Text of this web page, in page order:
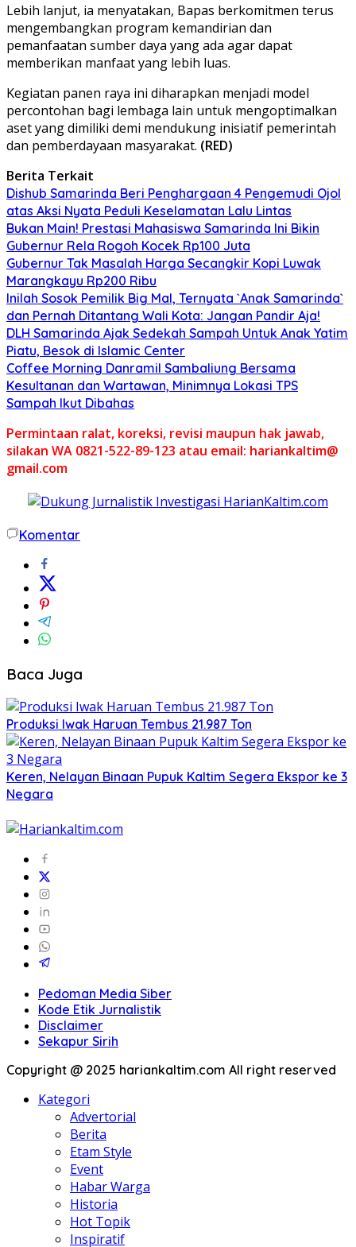
Lebih lanjut, ia menyatakan, Bapas berkomitmen terus
mengembangkan program kemandirian dan
pemanfaatan sumber daya yang ada agar dapat
memberikan manfaat yang lebih luas.
Kegiatan panen raya ini diharapkan menjadi model
percontohan bagi lembaga lain untuk mengoptimalkan
aset yang dimiliki demi mendukung inisiatif pemerintah
dan pemberdayaan masyarakat. (RED)
Berita Terkait
Dishub Samarinda Beri Penghargaan 4 Pengemudi Ojol
atas Aksi Nyata Peduli Keselamatan Lalu Lintas
Bukan Main! Prestasi Mahasiswa Samarinda Ini Bikin
Gubernur Rela Rogoh Kocek Rp100 Juta
Gubernur Tak Masalah Harga Secangkir Kopi Luwak
Marangkayu Rp200 Ribu
Inilah Sosok Pemilik Big Mal, Ternyata `Anak Samarinda`
dan Pernah Ditantang Wali Kota: Jangan Pandir Aja!
DLH Samarinda Ajak Sedekah Sampah Untuk Anak Yatim
Piatu, Besok di Islamic Center
Coffee Morning Danramil Sambaliung Bersama
Kesultanan dan Wartawan, Minimnya Lokasi TPS
Sampah Ikut Dibahas
Permintaan ralat, koreksi, revisi maupun hak jawab,
silakan WA 0821-522-89-123 atau email: hariankaltim@
gmail.com
Komentar
Baca Juga
Produksi Iwak Haruan Tembus 21.987 Ton
Keren, Nelayan Binaan Pupuk Kaltim Segera Ekspor ke 3
Negara
Pedoman Media Siber
Kode Etik Jurnalistik
Disclaimer
Sekapur Sirih
Copyright @ 2025 hariankaltim.com All right reserved
Kategori
Advertorial
Berita
Etam Style
Event
Habar Warga
Historia
Hot Topik
Inspiratif